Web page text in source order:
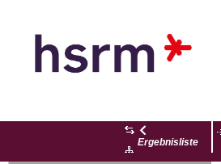
Ergebnisliste